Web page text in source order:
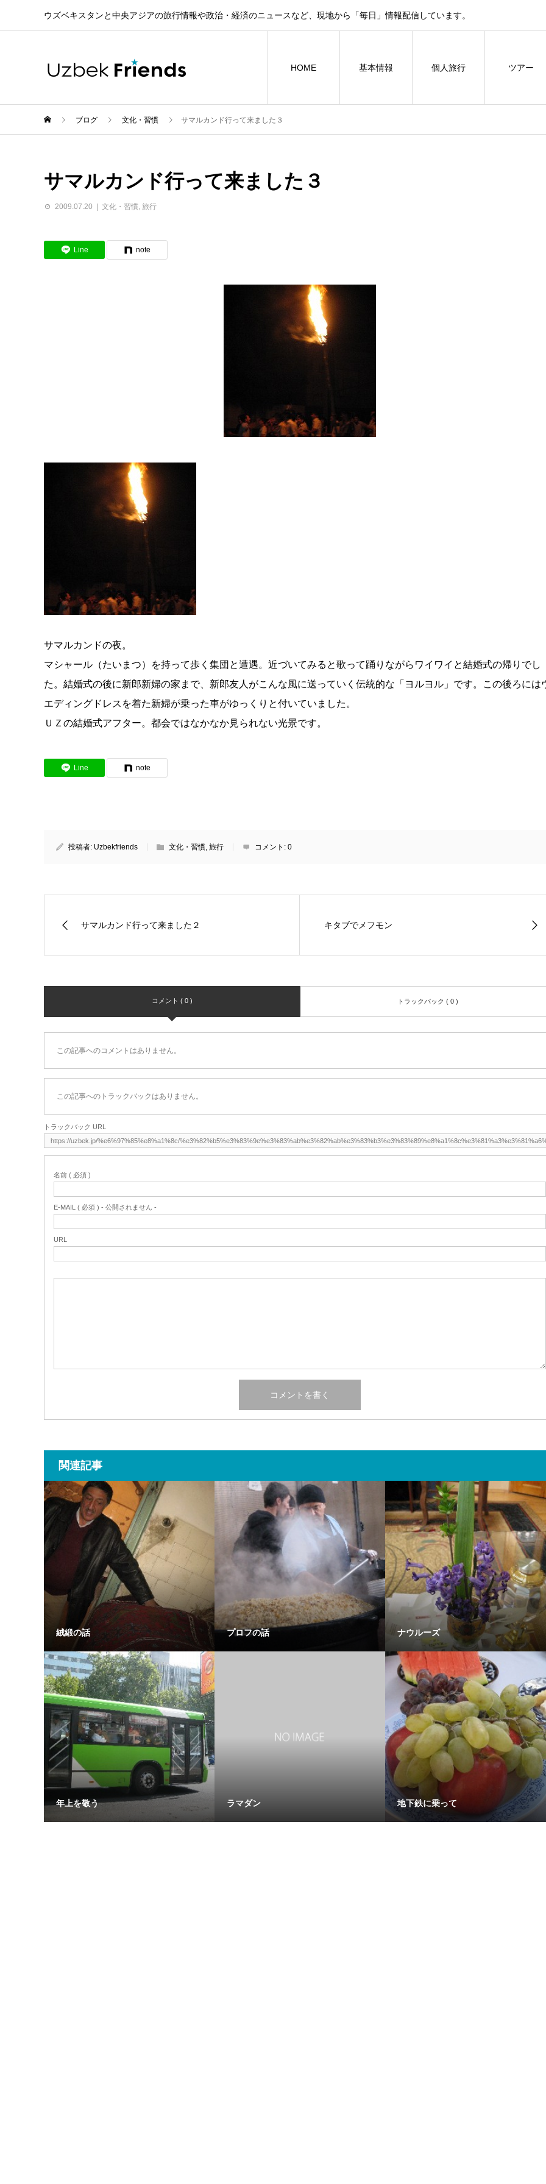
ウズベキスタンと中央アジアの旅行情報や政治・経済のニュースなど、現地から「毎日」情報配信しています。
HOME 基本情報 個人旅行 ツアー
ブログ 文化・習慣 サマルカンド行って来ました３
サマルカンド行って来ました３
2009.07.20 文化・習慣, 旅行
Line note
サマルカンドの夜。
マシャール（たいまつ）を持って歩く集団と遭遇。近づいてみると歌って踊りながらワイワイと結婚式の帰りでし
た。結婚式の後に新郎新婦の家まで、新郎友人がこんな風に送っていく伝統的な「ヨルヨル」です。この後ろには
エディングドレスを着た新婦が乗った車がゆっくりと付いていました。
ＵＺの結婚式アフター。都会ではなかなか見られない光景です。
Line note
投稿者: Uzbekfriends 文化・習慣, 旅行 コメント: 0
サマルカンド行って来ました２ キタブでメフモン
コメント ( 0 ) トラックバック ( 0 )
この記事へのコメントはありません。
この記事へのトラックバックはありません。
トラックバック URL
名前 ( 必須 )
E-MAIL ( 必須 ) - 公開されません -
URL
関連記事
絨緞の話 プロフの話 ナウルーズ
年上を敬う ラマダン 地下鉄に乗って